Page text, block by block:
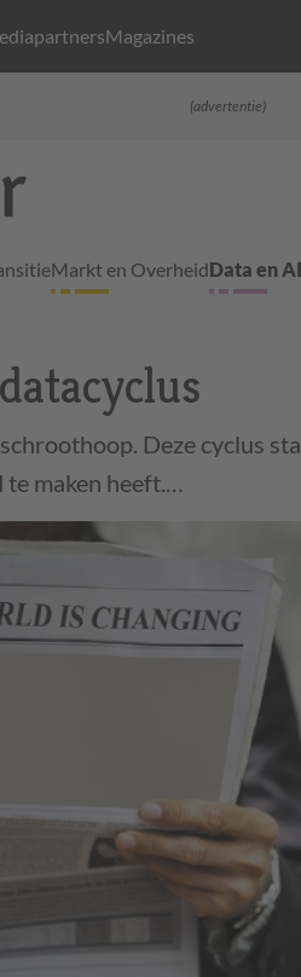
Magazines
(advertentie)
Markt en OverheidData en AI
Deze cyclus
te maken heeft.…